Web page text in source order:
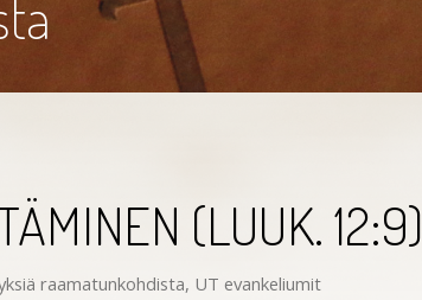
(LUUK. 12:9)
raamatunkohdista, UT evankeliumit